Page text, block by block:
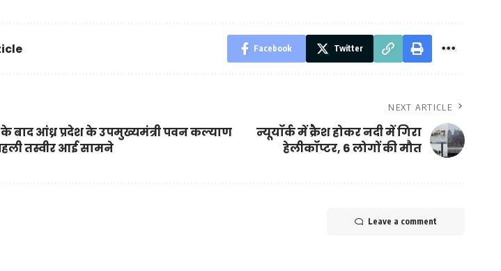
Facebook Twitter
बाद आंध्र प्रदेश के उपमुख्यमंत्री पवन कल्याण
तस्वीर आई सामने
NEXT ARTICLE
न्यूयॉर्क में क्रैश होकर नदी में गिरा
हेलीकॉप्टर, 6 लोगों की मौत
Leave a comment